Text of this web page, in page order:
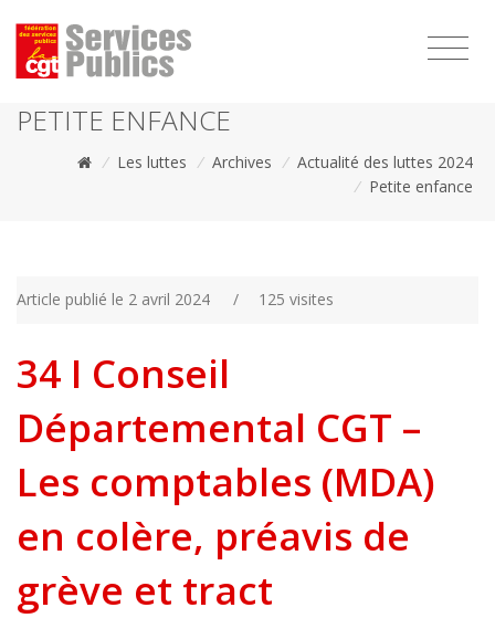
PETITE ENFANCE
/ Les luttes / Archives / Actualité des luttes 2024
/ Petite enfance
Article publié le 2 avril 2024 / 125 visites
34 I Conseil
Départemental CGT –
Les comptables (MDA)
en colère, préavis de
grève et tract